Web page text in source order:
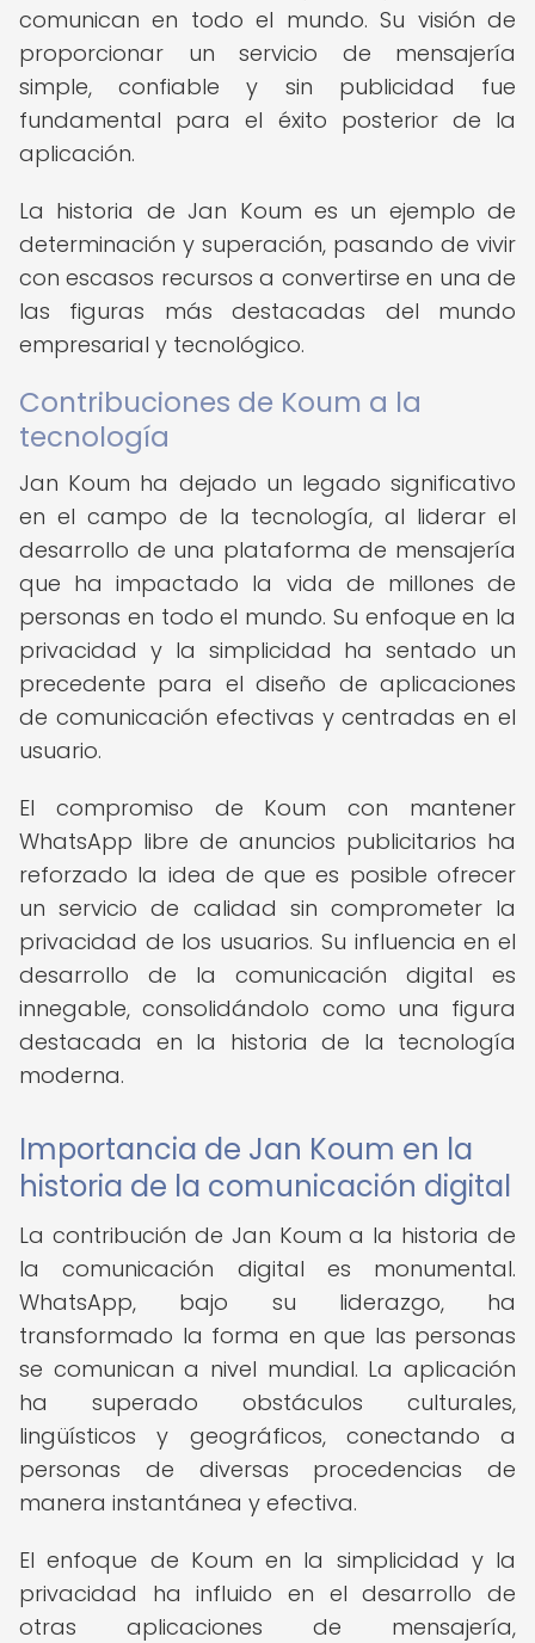
comunican en todo el mundo. Su visión de
proporcionar un servicio de mensajería
simple, confiable y sin publicidad fue
fundamental para el éxito posterior de la
aplicación.
La historia de Jan Koum es un ejemplo de
determinación y superación, pasando de vivir
con escasos recursos a convertirse en una de
las figuras más destacadas del mundo
empresarial y tecnológico.
Contribuciones de Koum a la
tecnología
Jan Koum ha dejado un legado significativo
en el campo de la tecnología, al liderar el
desarrollo de una plataforma de mensajería
que ha impactado la vida de millones de
personas en todo el mundo. Su enfoque en la
privacidad y la simplicidad ha sentado un
precedente para el diseño de aplicaciones
de comunicación efectivas y centradas en el
usuario.
El compromiso de Koum con mantener
WhatsApp libre de anuncios publicitarios ha
reforzado la idea de que es posible ofrecer
un servicio de calidad sin comprometer la
privacidad de los usuarios. Su influencia en el
desarrollo de la comunicación digital es
innegable, consolidándolo como una figura
destacada en la historia de la tecnología
moderna.
Importancia de Jan Koum en la
historia de la comunicación digital
La contribución de Jan Koum a la historia de
la comunicación digital es monumental.
WhatsApp, bajo su liderazgo, ha
transformado la forma en que las personas
se comunican a nivel mundial. La aplicación
ha superado obstáculos culturales,
lingüísticos y geográficos, conectando a
personas de diversas procedencias de
manera instantánea y efectiva.
El enfoque de Koum en la simplicidad y la
privacidad ha influido en el desarrollo de
otras aplicaciones de mensajería,